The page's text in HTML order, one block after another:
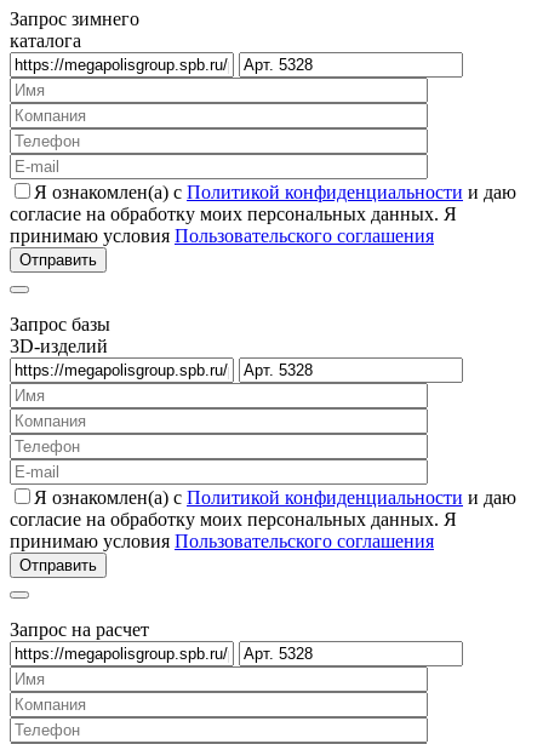
Запрос зимнего
каталога
Я ознакомлен(а) с Политикой конфиденциальности и даю
согласие на обработку моих персональных данных. Я
принимаю условия Пользовательского соглашения
Запрос базы
3D-изделий
Я ознакомлен(а) с Политикой конфиденциальности и даю
согласие на обработку моих персональных данных. Я
принимаю условия Пользовательского соглашения
Запрос на расчет